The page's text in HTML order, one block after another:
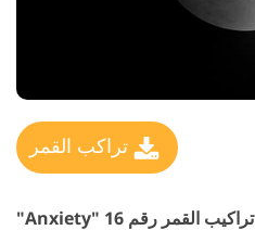
تراكب القمر
تراكيب القمر رقم 16 "Anxiety"